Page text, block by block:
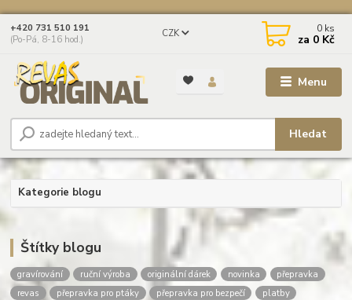
Menu
CZK
Hledat
+420 731 510 191
(Po-Pá, 8-16 hod.)
0 ks
za 0 Kč
Kategorie blogu
Štítky blogu
gravírování ruční výroba originální dárek novinka
přepravka
revas
přepravka pro ptáky přepravka pro bezpečí
platby